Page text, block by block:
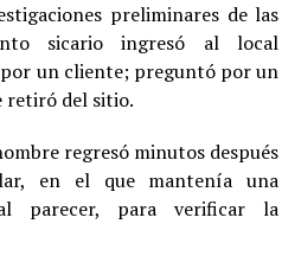
preliminares de las
sicario ingresó al local
un cliente; preguntó por un
retiró del sitio.
regresó minutos después
en el que mantenía una
parecer, para verificar la